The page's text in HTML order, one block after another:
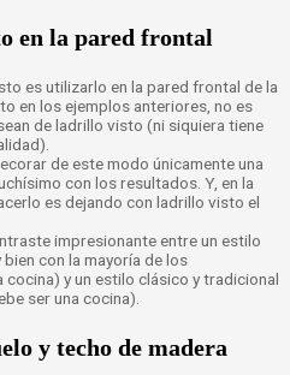
en la pared frontal
es utilizarlo en la pared frontal de la
en los ejemplos anteriores, no es
de ladrillo visto (ni siquiera tiene
de este modo únicamente una
con los resultados. Y, en la
es dejando con ladrillo visto el
impresionante entre un estilo
con la mayoría de los
y un estilo clásico y tradicional
ser una cocina).
y techo de madera